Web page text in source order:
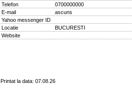
Telefon
0700000000
E-mail
ascuns
Yahoo messenger ID
Locatie
BUCURESTI
Website
Printat la data: 07.08.26